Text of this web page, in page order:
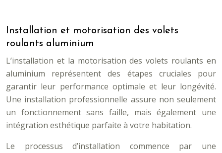
Installation et motorisation des volets
roulants aluminium
L’installation et la motorisation des volets roulants en
aluminium représentent des étapes cruciales pour
garantir leur performance optimale et leur longévité.
Une installation professionnelle assure non seulement
un fonctionnement sans faille, mais également une
intégration esthétique parfaite à votre habitation.
Le processus d’installation commence par une